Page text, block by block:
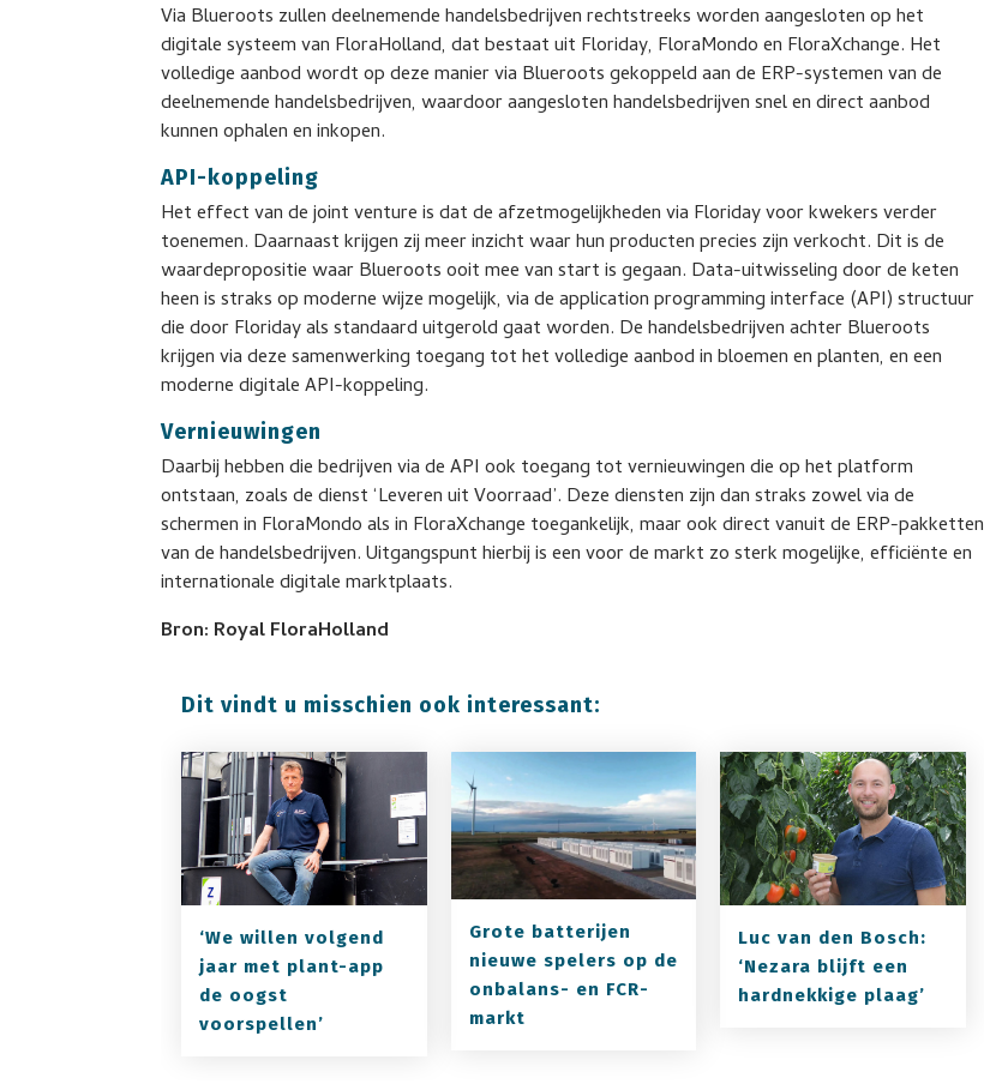
Via Blueroots zullen deelnemende handelsbedrijven rechtstreeks worden aangesloten op het
digitale systeem van FloraHolland, dat bestaat uit Floriday, FloraMondo en FloraXchange. Het
volledige aanbod wordt op deze manier via Blueroots gekoppeld aan de ERP-systemen van de
deelnemende handelsbedrijven, waardoor aangesloten handelsbedrijven snel en direct aanbod
kunnen ophalen en inkopen.
API-koppeling
Het effect van de joint venture is dat de afzetmogelijkheden via Floriday voor kwekers verder
toenemen. Daarnaast krijgen zij meer inzicht waar hun producten precies zijn verkocht. Dit is de
waardepropositie waar Blueroots ooit mee van start is gegaan. Data-uitwisseling door de keten
heen is straks op moderne wijze mogelijk, via de application programming interface (API) structuur
die door Floriday als standaard uitgerold gaat worden. De handelsbedrijven achter Blueroots
krijgen via deze samenwerking toegang tot het volledige aanbod in bloemen en planten, en een
moderne digitale API-koppeling.
Vernieuwingen
Daarbij hebben die bedrijven via de API ook toegang tot vernieuwingen die op het platform
ontstaan, zoals de dienst ‘Leveren uit Voorraad’. Deze diensten zijn dan straks zowel via de
schermen in FloraMondo als in FloraXchange toegankelijk, maar ook direct vanuit de ERP-pakketten
van de handelsbedrijven. Uitgangspunt hierbij is een voor de markt zo sterk mogelijke, efficiënte en
internationale digitale marktplaats.
Bron: Royal FloraHolland
Dit vindt u misschien ook interessant:
‘We willen volgend
jaar met plant-app
de oogst
voorspellen’
Grote batterijen
nieuwe spelers op de
onbalans- en FCR-
markt
Luc van den Bosch:
‘Nezara blijft een
hardnekkige plaag’